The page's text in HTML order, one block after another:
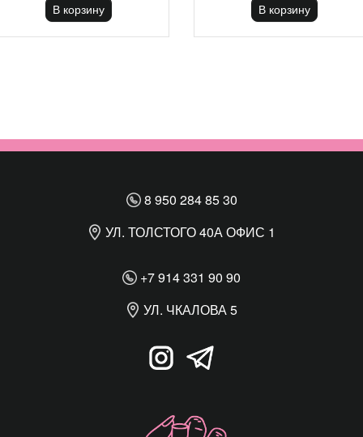
В корзину В корзину
8 950 284 85 30
УЛ. ТОЛСТОГО 40А ОФИС 1
+7 914 331 90 90
УЛ. ЧКАЛОВА 5